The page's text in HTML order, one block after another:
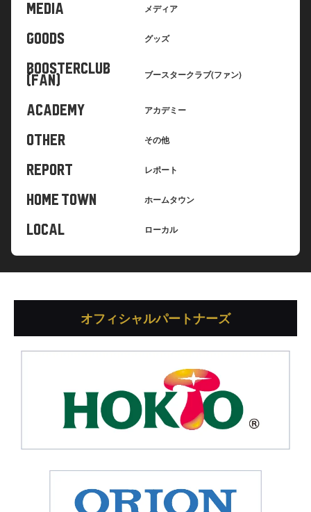
MEDIA メディア
GOODS グッズ
BOOSTERCLUB
(FAN) ブースタークラブ(ファン)
ACADEMY アカデミー
OTHER その他
REPORT レポート
HOME TOWN ホームタウン
LOCAL ローカル
オフィシャルパートナーズ